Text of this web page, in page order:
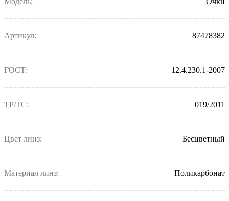
Артикул: 87478382
ГОСТ: 12.4.230.1-2007
ТР/ТС: 019/2011
Цвет линз: Бесцветный
Материал линз: Поликарбонат